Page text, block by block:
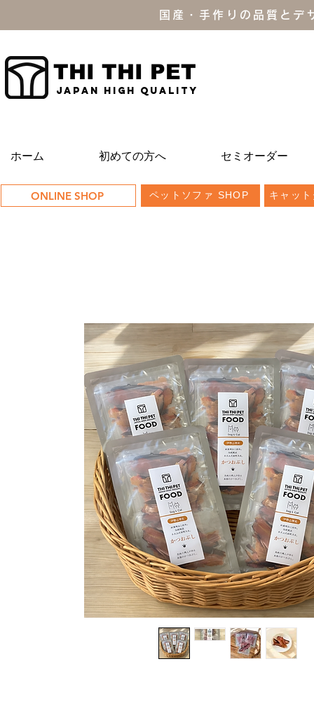
国産・手作りの品質と
THI THI PET
JAPAN high quality
ホーム 初めての方へ セミオーダー
ONLINE SHOP ペットソファ SHOP キャッ